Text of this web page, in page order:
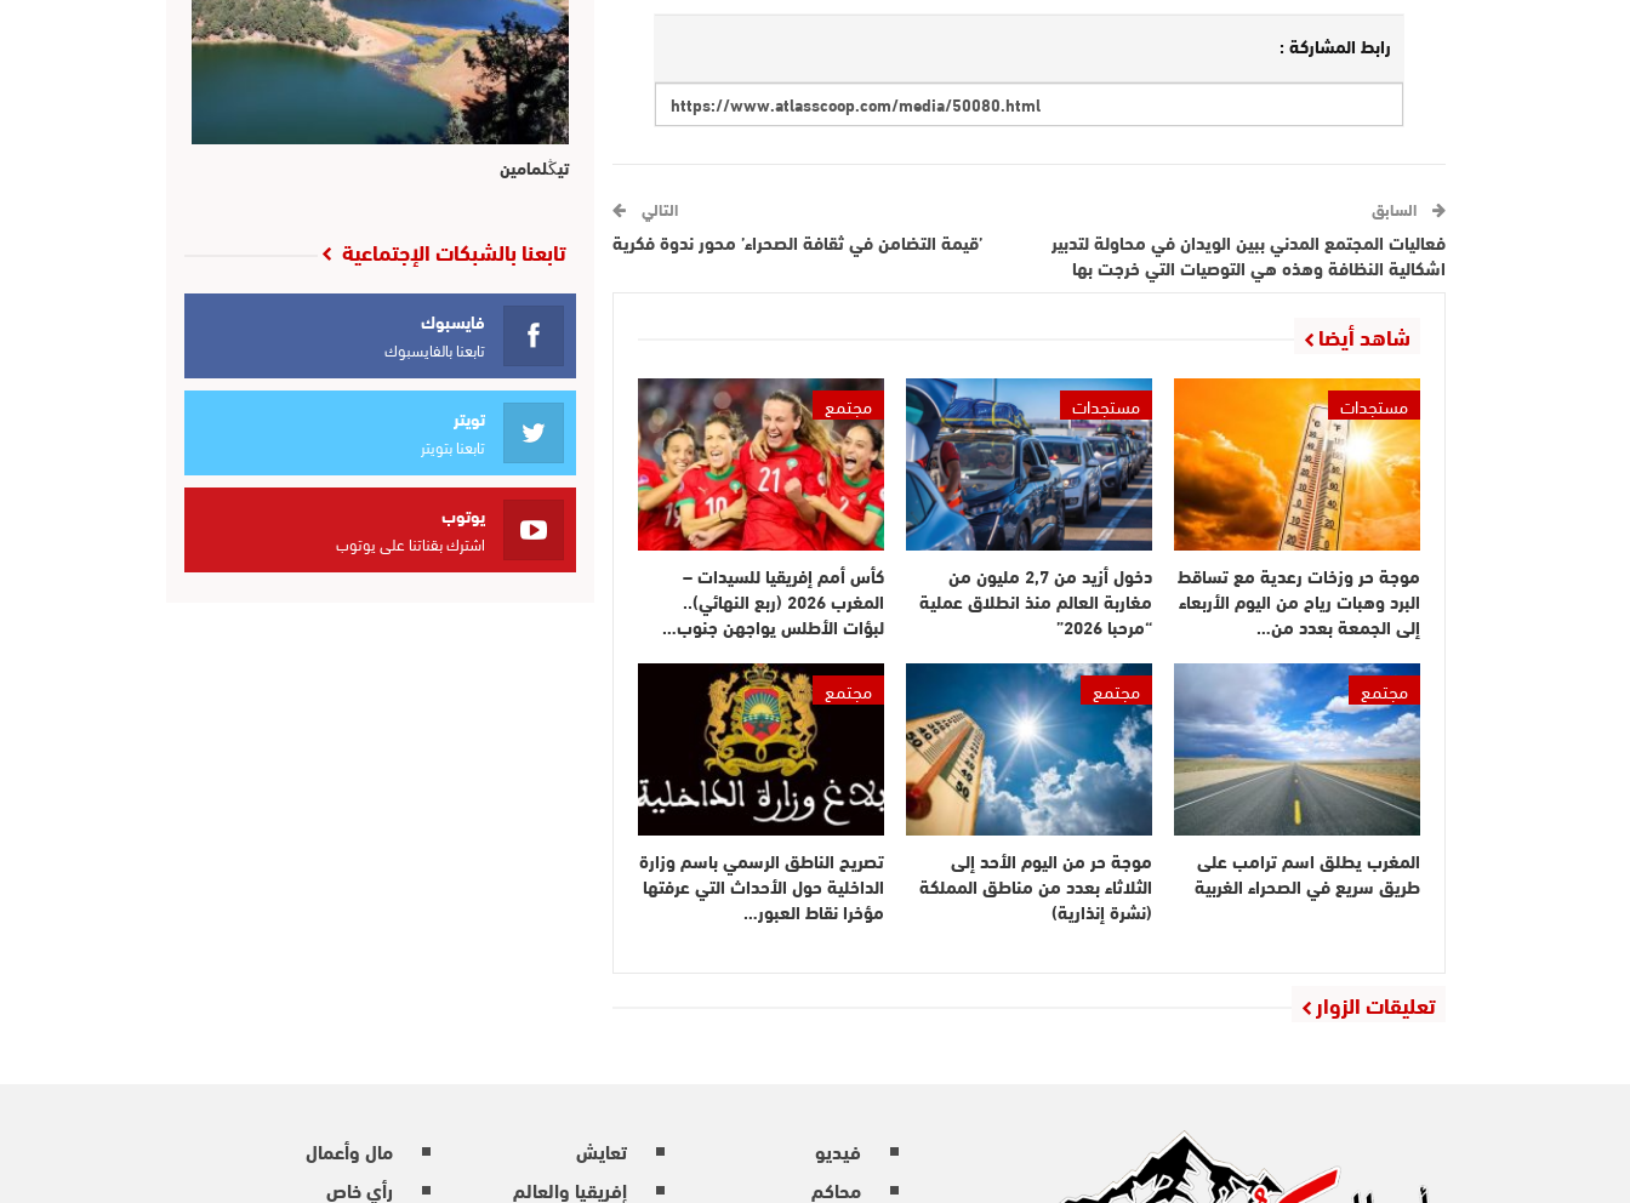
رابط المشاركة :
السابق
فعاليات المجتمع المدني ببين الويدان في محاولة لتدبير
اشكالية النظافة وهذه هي التوصيات التي خرجت بها
التالي
’قيمة التضامن في ثقافة الصحراء’ محور ندوة فكرية
شاهد أيضا
مستجدات
موجة حر وزخات رعدية مع تساقط
البرد وهبات رياح من اليوم الأربعاء
إلى الجمعة بعدد من…
مستجدات
دخول أزيد من 2,7 مليون من
مغاربة العالم منذ انطلاق عملية
“مرحبا 2026”
مجتمع
كأس أمم إفريقيا للسيدات –
المغرب 2026 (ربع النهائي)..
لبؤات الأطلس يواجهن جنوب…
مجتمع
المغرب يطلق اسم ترامب على
طريق سريع في الصحراء الغربية
مجتمع
موجة حر من اليوم الأحد إلى
الثلاثاء بعدد من مناطق المملكة
(نشرة إنذارية)
مجتمع
تصريح الناطق الرسمي باسم وزارة
الداخلية حول الأحداث التي عرفتها
مؤخرا نقاط العبور…
تعليقات الزوار
تيڭلمامين
تابعنا بالشبكات الإجتماعية
فايسبوك
تابعنا بالفايسبوك
تويتر
تابعنا بتويتر
يوتوب
اشترك بقناتنا على يوتوب
فيديو
محاكم
تعايش
إفريقيا والعالم
مال وأعمال
رأي خاص